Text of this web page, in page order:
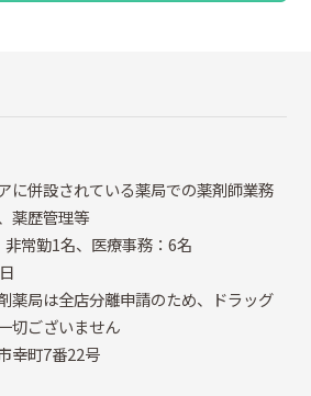
に併設されている薬局での薬剤師業務
薬歴管理等
常勤1名、医療事務：6名
薬局は全店分離申請のため、ドラッグ
切ございません
幸町7番22号